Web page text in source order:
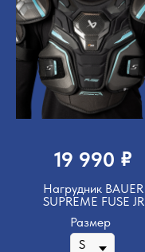
19 990 ₽
Нагрудник BAUER
SUPREME FUSE JR
Размер